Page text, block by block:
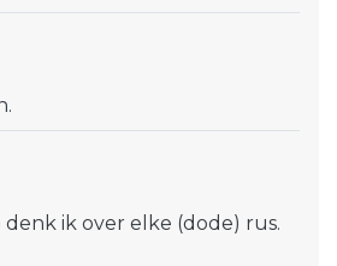
denk ik over elke (dode) rus.